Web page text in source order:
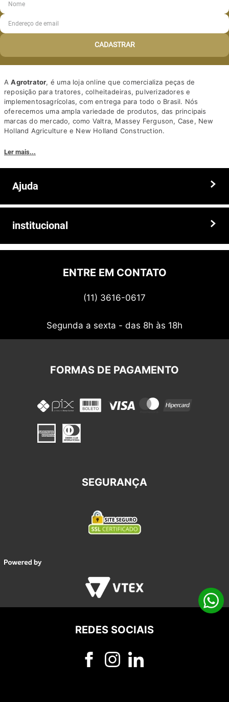
CADASTRAR
AAgrotrator, é uma loja online que comercializa peças de
reposição para tratores, colheitadeiras, pulverizadores e
implementosagrícolas, com entrega para todo o Brasil. Nós
oferecemos uma ampla variedade de produtos, das principais
marcas do mercado, como Valtra, Massey Ferguson, Case, New
Holland Agriculture e New Holland Construction.
competitivos. Nós também oferecemos um atendimento
personalizado, com equipe de profissionais altamente capacitados
Somos a solução ideal para quem busca peças e acessórios agrícolas
Ler mais...
Ajuda
Prazos e entregas
institucional
Quem somos
Politica de privacidadeENTRE EM CONTATO
(11) 3616-0617
Segunda a sexta - das 8h às 18h
FORMAS DE PAGAMENTO
SEGURANÇA
REDES SOCIAIS